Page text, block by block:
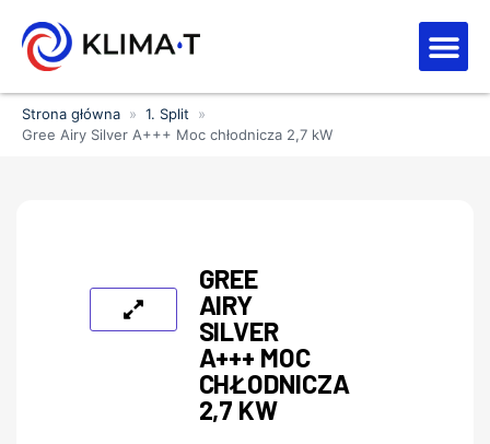
Strona główna » 1. Split
»
Gree Airy Silver A+++ Moc chłodnicza 2,7 kW
GREE
AIRY
SILVER
A+++ MOC
CHŁODNICZA
2,7 KW